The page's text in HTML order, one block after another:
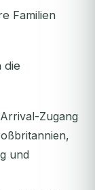
Familien
die
Zugang
und